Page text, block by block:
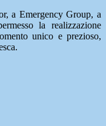
a Emergency Group, a
la realizzazione
unico e prezioso,